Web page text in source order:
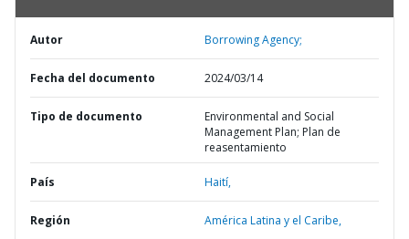
Autor Borrowing Agency;
Fecha del documento 2024/03/14
Tipo de documento
Environmental and Social
Management Plan; Plan de
reasentamiento
País Haití,
Región América Latina y el Caribe,